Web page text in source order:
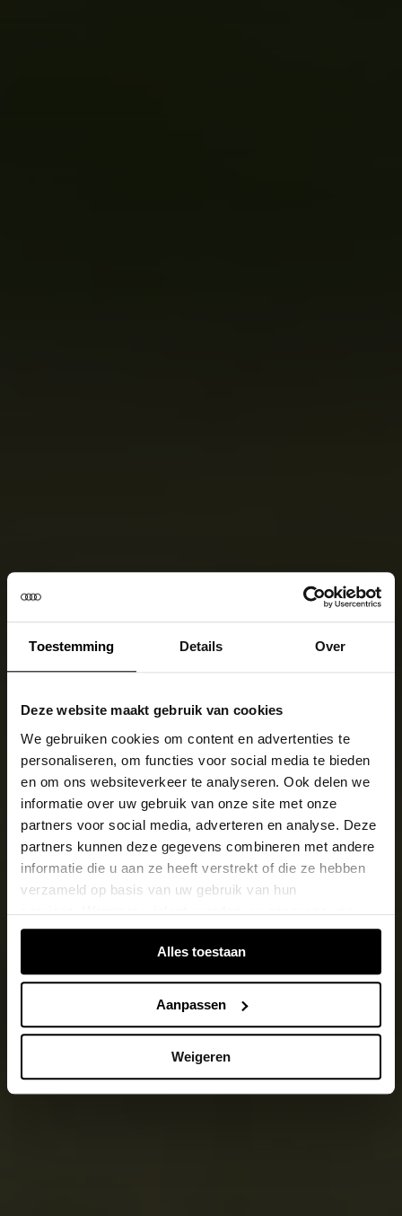
Toestemming Details Over
Deze website maakt gebruik van cookies
We gebruiken cookies om content en advertenties te
personaliseren, om functies voor social media te bieden
en om ons websiteverkeer te analyseren. Ook delen we
informatie over uw gebruik van onze site met onze
partners voor social media, adverteren en analyse. Deze
partners kunnen deze gegevens combineren met andere
informatie die u aan ze heeft verstrekt of die ze hebben
verzameld op basis van uw gebruik van hun
services. Wanneer u inlogt, worden uw gegevens van
verschillende apparaten of browsers samengevoegd via
de extra verwerkte login-ID.Alles toestaan
Aanpassen
Weigeren